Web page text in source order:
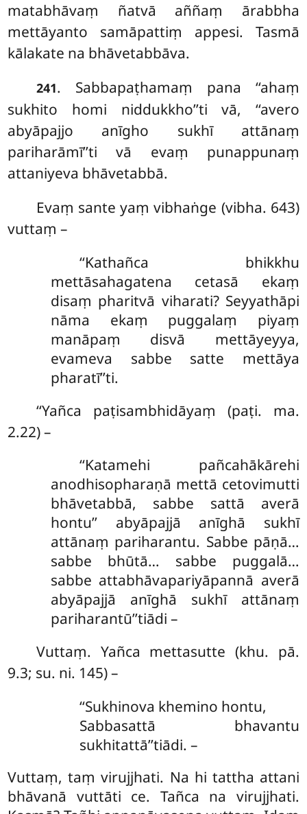
matabhāvaṃ ñatvā aññaṃ ārabbha
mettāyanto samāpattiṃ appesi. Tasmā
kālakate na bhāvetabbāva.
241. Sabbapaṭhamaṃ pana ‘‘ahaṃ
sukhito homi niddukkho’’ti vā, ‘‘avero
abyāpajjo anīgho sukhī attānaṃ
pariharāmī’’ti vā evaṃ punappunaṃ
attaniyeva bhāvetabbā.
Evaṃ sante yaṃ vibhaṅge (vibha. 643)
vuttaṃ –
‘‘Kathañca bhikkhu
mettāsahagatena cetasā ekaṃ
disaṃ pharitvā viharati? Seyyathāpi
nāma ekaṃ puggalaṃ piyaṃ
manāpaṃ disvā mettāyeyya,
evameva sabbe satte mettāya
pharatī’’ti.
‘‘Yañca paṭisambhidāyaṃ (paṭi. ma.
2.22) –
‘‘Katamehi pañcahākārehi
anodhisopharaṇā mettā cetovimutti
bhāvetabbā, sabbe sattā averā
hontu’’ abyāpajjā anīghā sukhī
attānaṃ pariharantu. Sabbe pāṇā…
sabbe bhūtā… sabbe puggalā…
sabbe attabhāvapariyāpannā averā
abyāpajjā anīghā sukhī attānaṃ
pariharantū’’tiādi –
Vuttaṃ. Yañca mettasutte (khu. pā.
9.3; su. ni. 145) –
‘‘Sukhinova khemino hontu,
Sabbasattā bhavantu
sukhitattā’’tiādi. –
Vuttaṃ, taṃ virujjhati. Na hi tattha attani
bhāvanā vuttāti ce. Tañca na virujjhati.